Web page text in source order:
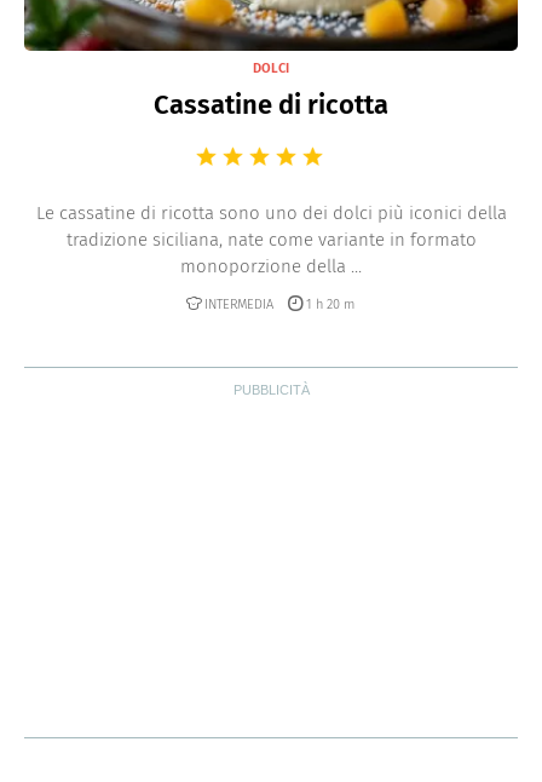
DOLCI
Cassatine di ricotta
Le cassatine di ricotta sono uno dei dolci più iconici della
tradizione siciliana, nate come variante in formato
monoporzione della ...
INTERMEDIA 1 h 20 m